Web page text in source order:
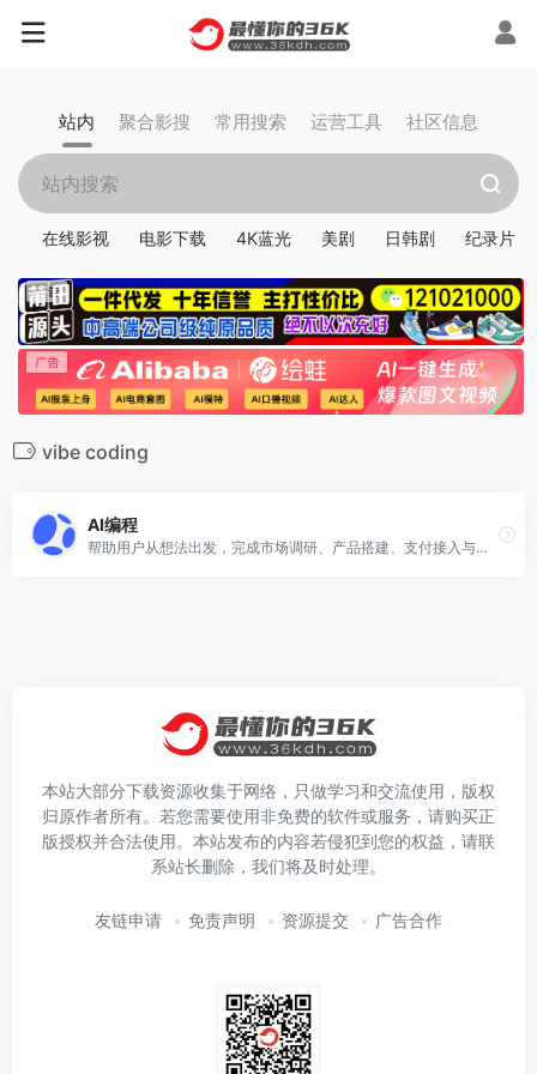
站内 聚合影搜 常用搜索 运营工具 社区信息
在线影视 电影下载 4K蓝光 美剧 日韩剧 纪录片
vibe coding
AI编程
帮助用户从想法出发，完成市场调研、产品搭建、支付接入与上线发布，做成可商业化网站的多智能体协作无代码编程平台。
本站大部分下载资源收集于网络，只做学习和交流使用，版权
归原作者所有。若您需要使用非免费的软件或服务，请购买正
版授权并合法使用。本站发布的内容若侵犯到您的权益，请联
系站长删除，我们将及时处理。
友链申请 免责声明 资源提交 广告合作